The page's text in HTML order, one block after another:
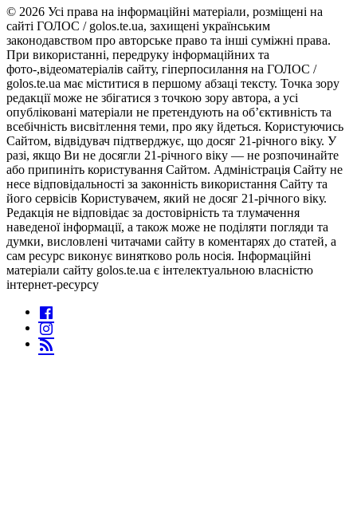
© 2026 Усі права на інформаційні матеріали, розміщені на
сайті ГОЛОС / golos.te.ua, захищені українським
законодавством про авторське право та інші суміжні права.
При використанні, передруку інформаційних та
фото-,відеоматеріалів сайту, гіперпосилання на ГОЛОС /
golos.te.ua має міститися в першому абзаці тексту. Точка зору
редакції може не збігатися з точкою зору автора, а усі
опубліковані матеріали не претендують на об’єктивність та
всебічність висвітлення теми, про яку йдеться. Користуючись
Сайтом, відвідувач підтверджує, що досяг 21-річного віку. У
разі, якщо Ви не досягли 21-річного віку — не розпочинайте
або припиніть користування Сайтом. Адміністрація Сайту не
несе відповідальності за законність використання Сайту та
його сервісів Користувачем, який не досяг 21-річного віку.
Редакція не відповідає за достовірність та тлумачення
наведеної інформації, а також може не поділяти погляди та
думки, висловлені читачами сайту в коментарях до статей, а
сам ресурс виконує винятково роль носія. Інформаційні
матеріали сайту golos.te.ua є інтелектуальною власністю
інтернет-ресурсу